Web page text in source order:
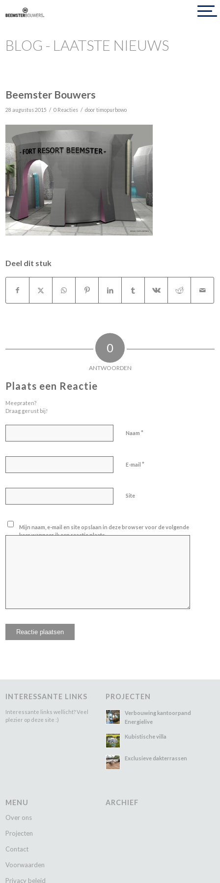
BLOG - LAATSTE NIEUWS
Beemster Bouwers
28 augustus 2015 / 0 Reacties / doortimopurbowo
Deel dit stuk
0
ANTWOORDEN
Plaats een Reactie
Meepraten?
Draag gerust bij!
Naam*
E-mail*
Site
Mijn naam, e-mail en site opslaan in deze browser voor de volgende
keer wanneer ik een reactie plaats.
INTERESSANTE LINKS
Interessante links wellicht? Veel
plezier op deze site :)
PROJECTEN
Verbouwing kantoorpand
Energielive
Kubistische villa
Exclusieve dakterrassen
MENU
Over ons
Projecten
Contact
Voorwaarden
Privacy beleid
ARCHIEF